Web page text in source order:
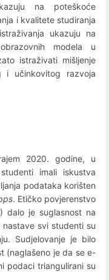
na poteškoće
i kvalitete studiranja
ukazuju na
modela u
istraživati mišljenje
i učinkovitog razvoja
2020. godine, u
imali iskustva
podataka korišten
. Etičko povjerenstvo
dalo je suglasnost na
nastave svi studenti su
Sudjelovanje je bilo
(naglašeno je da se e-
podaci triangulirani su